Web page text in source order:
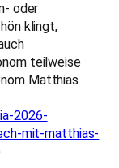
oder
klingt,
teilweise
Matthias
2026-
mit-matthias-